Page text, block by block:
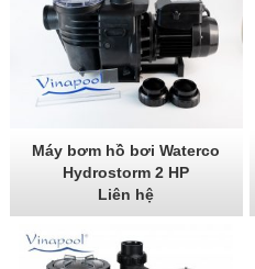
Máy bơm hồ bơi Waterco
Hydrostorm 2 HP
Liên hệ